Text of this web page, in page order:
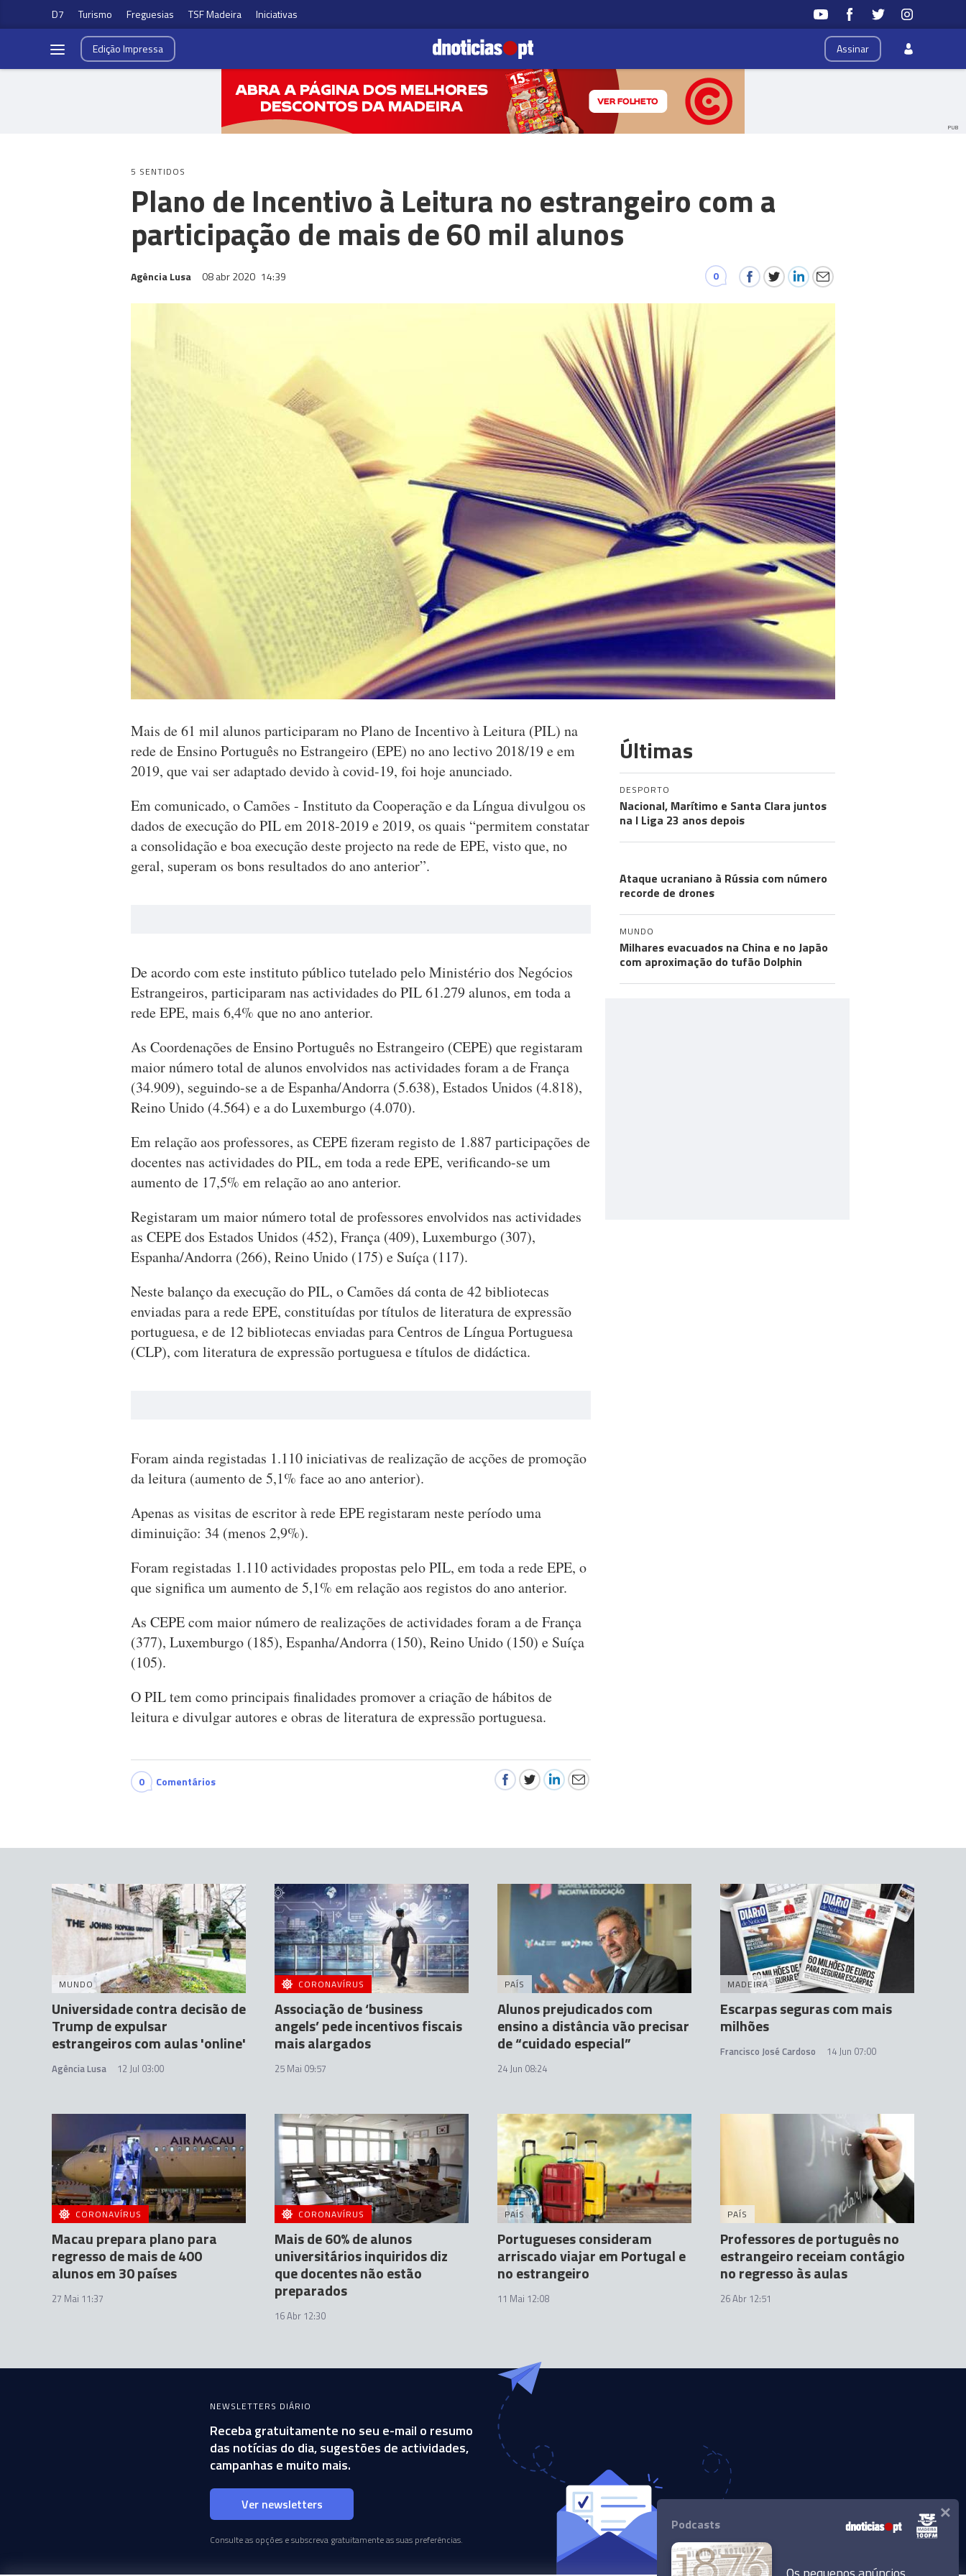
D7 Turismo Freguesias TSF Madeira Iniciativas
Assinar
EdiçãoImpressa
PUB
5 SENTIDOS
Plano de Incentivo à Leitura no estrangeiro com a
participação de mais de 60 mil alunos
Agência Lusa 08 abr 2020 14:39 0
Mais de 61 mil alunos participaram no Plano de Incentivo à Leitura (PIL) na
rede de Ensino Português no Estrangeiro (EPE) no ano lectivo 2018/19 e em
2019, que vai ser adaptado devido à covid-19, foi hoje anunciado.
Em comunicado, o Camões - Instituto da Cooperação e da Língua divulgou os
dados de execução do PIL em 2018-2019 e 2019, os quais “permitem constatar
a consolidação e boa execução deste projecto na rede de EPE, visto que, no
geral, superam os bons resultados do ano anterior”.
De acordo com este instituto público tutelado pelo Ministério dos Negócios
Estrangeiros, participaram nas actividades do PIL 61.279 alunos, em toda a
rede EPE, mais 6,4% que no ano anterior.
As Coordenações de Ensino Português no Estrangeiro (CEPE) que registaram
maior número total de alunos envolvidos nas actividades foram a de França
(34.909), seguindo-se a de Espanha/Andorra (5.638), Estados Unidos (4.818),
Reino Unido (4.564) e a do Luxemburgo (4.070).
Em relação aos professores, as CEPE fizeram registo de 1.887 participações de
docentes nas actividades do PIL, em toda a rede EPE, verificando-se um
aumento de 17,5% em relação ao ano anterior.
Registaram um maior número total de professores envolvidos nas actividades
as CEPE dos Estados Unidos (452), França (409), Luxemburgo (307),
Espanha/Andorra (266), Reino Unido (175) e Suíça (117).
Neste balanço da execução do PIL, o Camões dá conta de 42 bibliotecas
enviadas para a rede EPE, constituídas por títulos de literatura de expressão
portuguesa, e de 12 bibliotecas enviadas para Centros de Língua Portuguesa
(CLP), com literatura de expressão portuguesa e títulos de didáctica.
Foram ainda registadas 1.110 iniciativas de realização de acções de promoção
da leitura (aumento de 5,1% face ao ano anterior).
Apenas as visitas de escritor à rede EPE registaram neste período uma
diminuição: 34 (menos 2,9%).
Foram registadas 1.110 actividades propostas pelo PIL, em toda a rede EPE, o
que significa um aumento de 5,1% em relação aos registos do ano anterior.
As CEPE com maior número de realizações de actividades foram a de França
(377), Luxemburgo (185), Espanha/Andorra (150), Reino Unido (150) e Suíça
(105).
O PIL tem como principais finalidades promover a criação de hábitos de
leitura e divulgar autores e obras de literatura de expressão portuguesa.
0 Comentários
Últimas
DESPORTO
Nacional, Marítimo e Santa Clara juntos
na I Liga 23 anos depois
Ataque ucraniano à Rússia com número
recorde de drones
MUNDO
Milhares evacuados na China e no Japão
com aproximação do tufão Dolphin
MUNDO
Universidade contra decisão de
Trump de expulsar
estrangeiros com aulas 'online'
Agência Lusa 12 Jul 03:00
CORONAVÍRUS
Associação de ‘business
angels’ pede incentivos fiscais
mais alargados
25 Mai 09:57
PAÍS
Alunos prejudicados com
ensino a distância vão precisar
de “cuidado especial”
24 Jun 08:24
MADEIRA
Escarpas seguras com mais
milhões
Francisco José Cardoso 14 Jun 07:00
CORONAVÍRUS
Macau prepara plano para
regresso de mais de 400
alunos em 30 países
27 Mai 11:37
CORONAVÍRUS
Mais de 60% de alunos
universitários inquiridos diz
que docentes não estão
preparados
16 Abr 12:30
PAÍS
Portugueses consideram
arriscado viajar em Portugal e
no estrangeiro
11 Mai 12:08
PAÍS
Professores de português no
estrangeiro receiam contágio
no regresso às aulas
26 Abr 12:51
NEWSLETTERS DIÁRIO
Receba gratuitamente no seu e-mail o resumo
das notícias do dia, sugestões de actividades,
campanhas e muito mais.
Ver newsletters
Consulte as opções e subscreva gratuitamente as suas preferências.
Podcasts ×